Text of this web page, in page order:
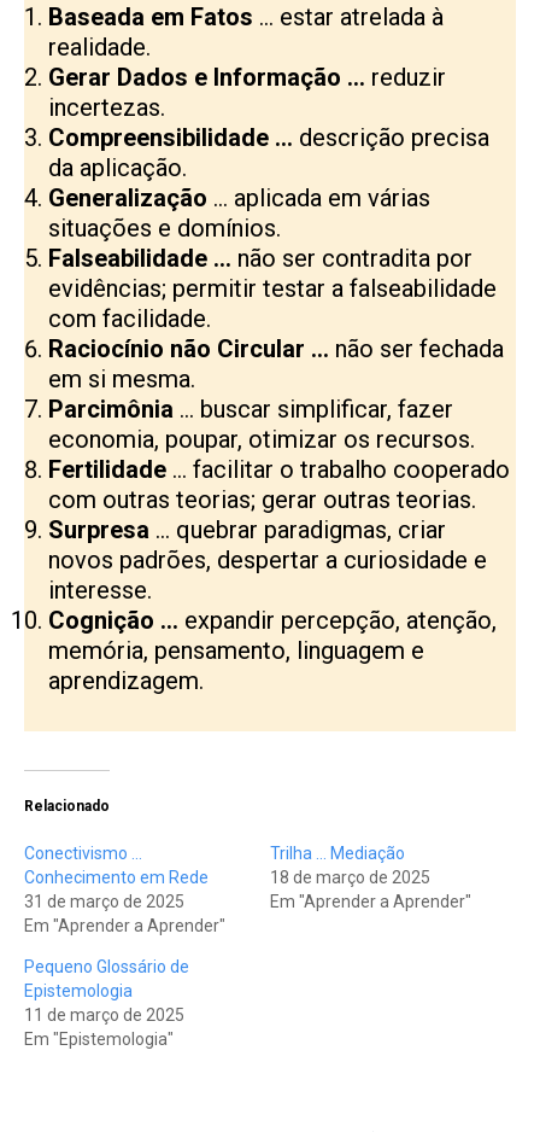
Baseada em Fatos … estar atrelada à
realidade.
Gerar Dados e Informação … reduzir
incertezas.
Compreensibilidade … descrição precisa
da aplicação.
Generalização … aplicada em várias
situações e domínios.
Falseabilidade … não ser contradita por
evidências; permitir testar a falseabilidade
com facilidade.
Raciocínio não Circular … não ser fechada
em si mesma.
Parcimônia … buscar simplificar, fazer
economia, poupar, otimizar os recursos.
Fertilidade … facilitar o trabalho cooperado
com outras teorias; gerar outras teorias.
Surpresa … quebrar paradigmas, criar
novos padrões, despertar a curiosidade e
interesse.
Cognição … expandir percepção, atenção,
memória, pensamento, linguagem e
aprendizagem.
Relacionado
Conectivismo …
Conhecimento em Rede
31 de março de 2025
Em "Aprender a Aprender"
Trilha … Mediação
18 de março de 2025
Em "Aprender a Aprender"
Pequeno Glossário de
Epistemologia
11 de março de 2025
Em "Epistemologia"